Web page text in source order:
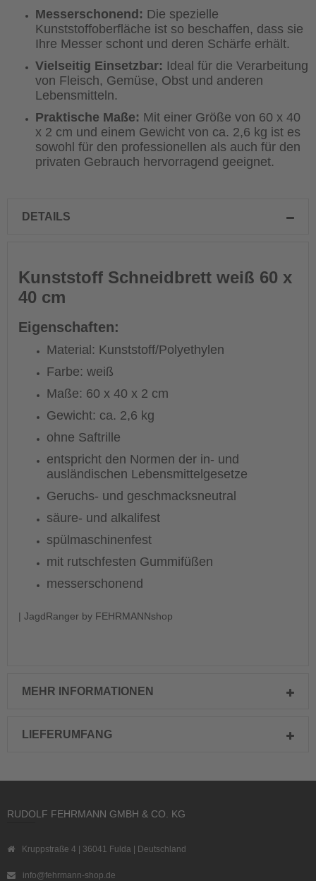
Messerschonend: Die spezielle
Kunststoffoberfläche ist so beschaffen, dass sie
Ihre Messer schont und deren Schärfe erhält.
Vielseitig Einsetzbar: Ideal für die Verarbeitung
von Fleisch, Gemüse, Obst und anderen
Lebensmitteln.
Praktische Maße: Mit einer Größe von 60 x 40
x 2 cm und einem Gewicht von ca. 2,6 kg ist es
sowohl für den professionellen als auch für den
privaten Gebrauch hervorragend geeignet.
DETAILS
Kunststoff Schneidbrett weiß 60 x
40 cm
Eigenschaften:
Material: Kunststoff/Polyethylen
Farbe: weiß
Maße: 60 x 40 x 2 cm
Gewicht: ca. 2,6 kg
ohne Saftrille
entspricht den Normen der in- und
ausländischen Lebensmittelgesetze
Geruchs- und geschmacksneutral
säure- und alkalifest
spülmaschinenfest
mit rutschfesten Gummifüßen
messerschonend
| JagdRanger by FEHRMANNshop
MEHR INFORMATIONEN
LIEFERUMFANG
RUDOLF FEHRMANN GMBH & CO. KG
Kruppstraße 4 | 36041 Fulda | Deutschland
info@fehrmann-shop.de